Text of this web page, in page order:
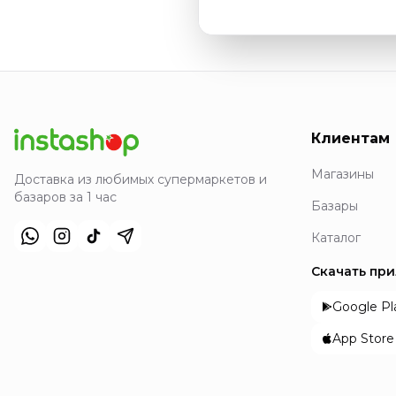
Доставка из любимых супермаркетов и
базаров за 1 час
Клиентам
Магазины
Базары
Каталог
Скачать
Google
App Store